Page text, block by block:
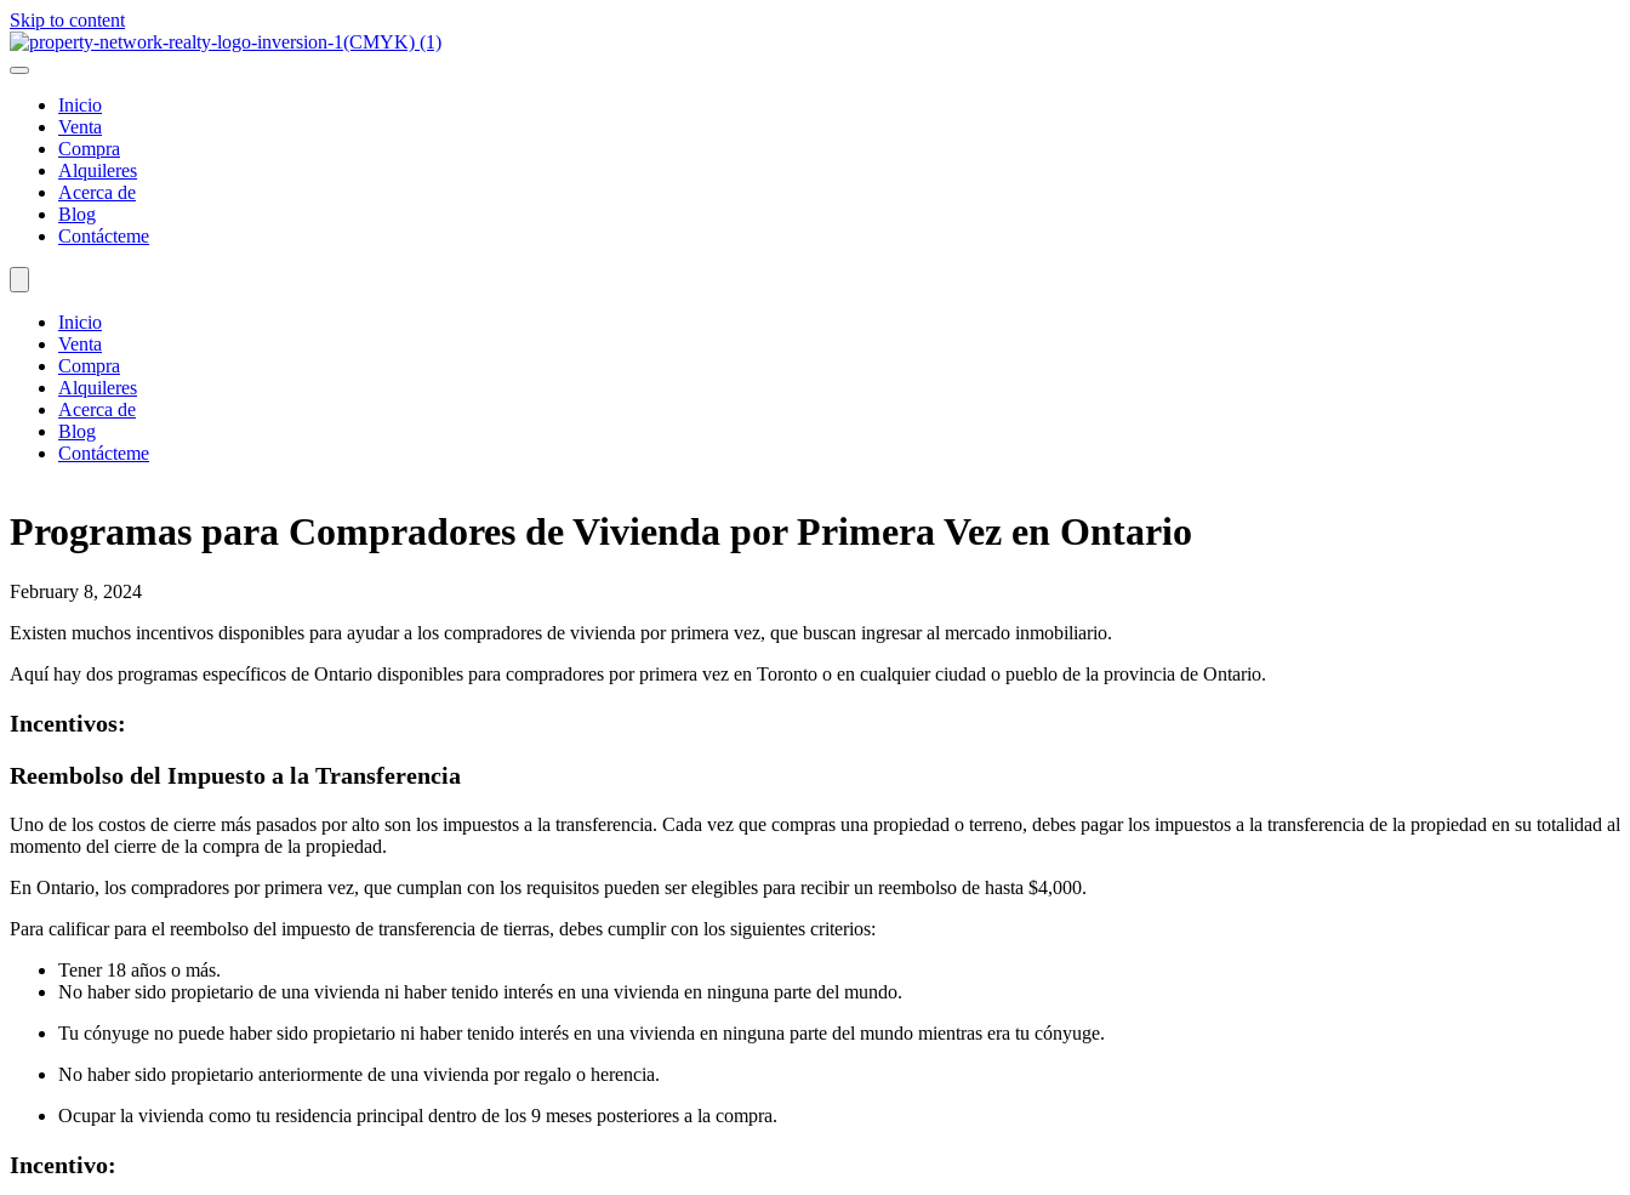
Skip to content
Inicio
Venta
Compra
Alquileres
Acerca de
Blog
Contácteme
Inicio
Venta
Compra
Alquileres
Acerca de
Blog
Contácteme
Programas para Compradores de Vivienda por Primera Vez en Ontario
February 8, 2024
Existen muchos incentivos disponibles para ayudar a los compradores de vivienda por primera vez, que buscan ingresar al mercado inmobiliario.
Aquí hay dos programas específicos de Ontario disponibles para compradores por primera vez en Toronto o en cualquier ciudad o pueblo de la provincia de Ontario.
Incentivos:
Reembolso del Impuesto a la Transferencia
Uno de los costos de cierre más pasados por alto son los impuestos a la transferencia. Cada vez que compras una propiedad o terreno, debes pagar los impuestos a la transferencia de la propiedad en su totalidad al
momento del cierre de la compra de la propiedad.
En Ontario, los compradores por primera vez, que cumplan con los requisitos pueden ser elegibles para recibir un reembolso de hasta $4,000.
Para calificar para el reembolso del impuesto de transferencia de tierras, debes cumplir con los siguientes criterios:
Tener 18 años o más.
No haber sido propietario de una vivienda ni haber tenido interés en una vivienda en ninguna parte del mundo.
Tu cónyuge no puede haber sido propietario ni haber tenido interés en una vivienda en ninguna parte del mundo mientras era tu cónyuge.
No haber sido propietario anteriormente de una vivienda por regalo o herencia.
Ocupar la vivienda como tu residencia principal dentro de los 9 meses posteriores a la compra.
Incentivo: